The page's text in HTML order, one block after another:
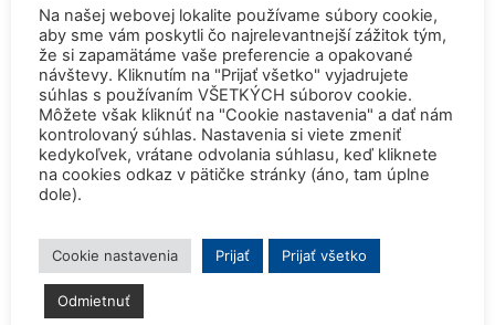
Palivo v Mochovciach 4: Slovensko upevňuje pozíciu medzi
jadrovou špičkou Európy
2. júla 2026
Startup Helion získal stámilióny na fúznu elektráreň pre
Microsoft
15. júna 2026
Prednáška o jadrovej energetike zaujala študentov aj
9. júna 2026
Povolenie jadrového dozoru pre 4.blok EMO
9. júna 2026
Na našej webovej lokalite používame súbory cookie,
aby sme vám poskytli čo najrelevantnejší zážitok tým,
že si zapamätáme vaše preferencie a opakované
návštevy. Kliknutím na "Prijať všetko" vyjadrujete
súhlas s používaním VŠETKÝCH súborov cookie.
Môžete však kliknúť na "Cookie nastavenia" a dať nám
kontrolovaný súhlas. Nastavenia si viete zmeniť
kedykoľvek, vrátane odvolania súhlasu, keď kliknete
na cookies odkaz v pätičke stránky (áno, tam úplne
dole).
Cookie nastavenia Prijať Prijať všetko
Odmietnuť